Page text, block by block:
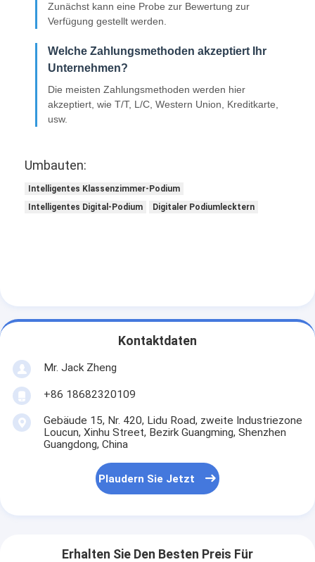
Zunächst kann eine Probe zur Bewertung zur
Verfügung gestellt werden.
Welche Zahlungsmethoden akzeptiert Ihr
Unternehmen?
Die meisten Zahlungsmethoden werden hier
akzeptiert, wie T/T, L/C, Western Union, Kreditkarte,
usw.
Umbauten:
Intelligentes Klassenzimmer-Podium
Intelligentes Digital-Podium
Digitaler Podiumlecktern
Kontaktdaten
Mr. Jack Zheng
+86 18682320109
Gebäude 15, Nr. 420, Lidu Road, zweite Industriezone
Loucun, Xinhu Street, Bezirk Guangming, Shenzhen
Guangdong, China
Plaudern Sie Jetzt
Erhalten Sie Den Besten Preis Für